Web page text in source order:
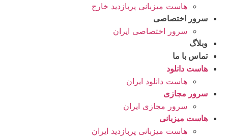
هاست میزبانی پربازدید خارج
سرور اختصاصی
سرور اختصاصی ایران
وبلاگ
تماس با ما
هاست دانلود
هاست دانلود ایران
سرور مجازی
سرور مجازی ایران
هاست میزبانی
هاست میزبانی پربازدید ایران